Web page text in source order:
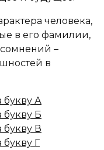
человека,
в его фамилии,
–
в
А
Б
В
Г